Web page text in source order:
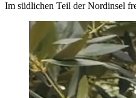
Im südlichen Teil der Nordinsel